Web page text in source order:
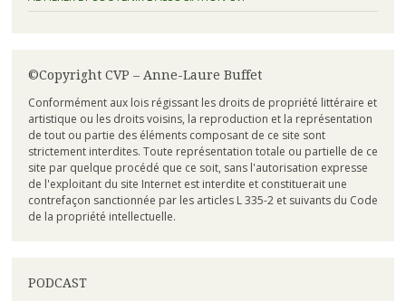
©Copyright CVP – Anne-Laure Buffet
Conformément aux lois régissant les droits de propriété littéraire et
artistique ou les droits voisins, la reproduction et la représentation
de tout ou partie des éléments composant de ce site sont
strictement interdites. Toute représentation totale ou partielle de ce
site par quelque procédé que ce soit, sans l'autorisation expresse
de l'exploitant du site Internet est interdite et constituerait une
contrefaçon sanctionnée par les articles L 335-2 et suivants du Code
de la propriété intellectuelle.
PODCAST